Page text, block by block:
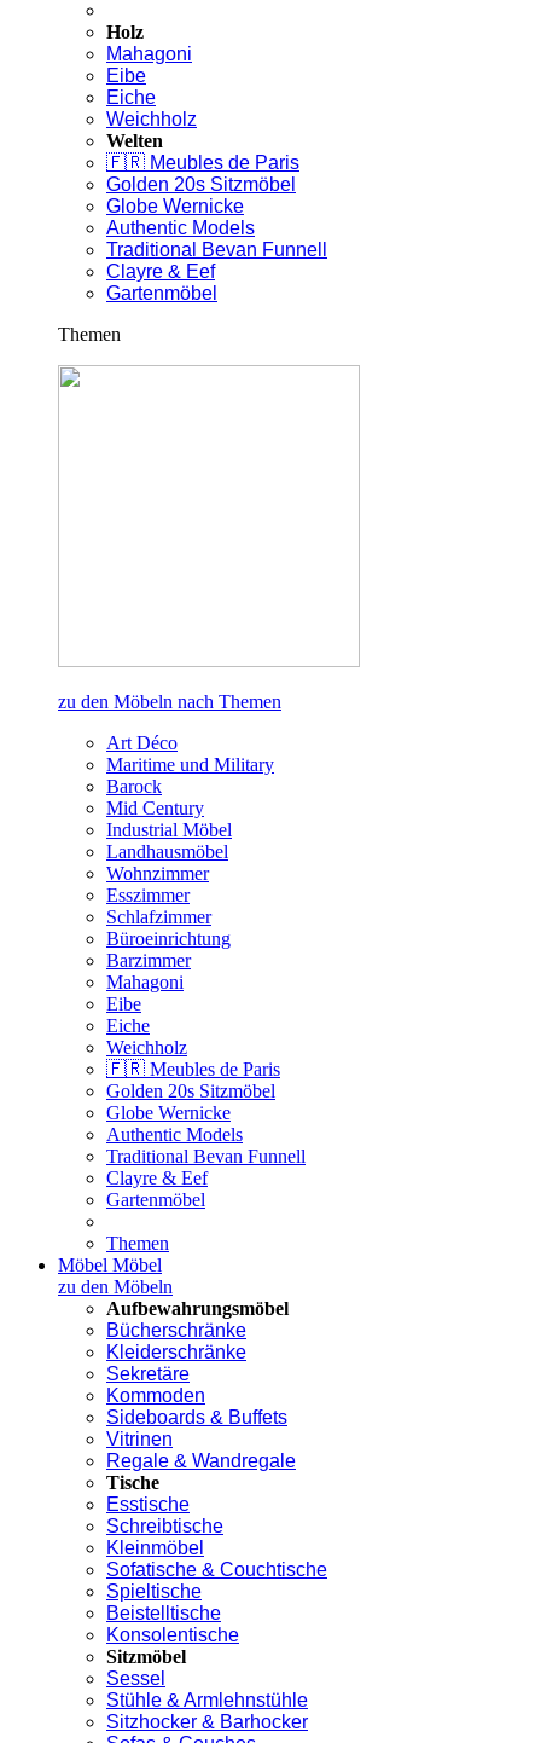
Holz
Mahagoni
Eibe
Eiche
Weichholz
Welten
🇫🇷 Meubles de Paris
Golden 20s Sitzmöbel
Globe Wernicke
Authentic Models
Traditional Bevan Funnell
Clayre & Eef
Gartenmöbel
Themen
zu den Möbeln nach Themen
Art Déco
Maritime und Military
Barock
Mid Century
Industrial Möbel
Landhausmöbel
Wohnzimmer
Esszimmer
Schlafzimmer
Büroeinrichtung
Barzimmer
Mahagoni
Eibe
Eiche
Weichholz
🇫🇷 Meubles de Paris
Golden 20s Sitzmöbel
Globe Wernicke
Authentic Models
Traditional Bevan Funnell
Clayre & Eef
Gartenmöbel
Themen
Möbel Möbel
zu den Möbeln
Aufbewahrungsmöbel
Bücherschränke
Kleiderschränke
Sekretäre
Kommoden
Sideboards & Buffets
Vitrinen
Regale & Wandregale
Tische
Esstische
Schreibtische
Kleinmöbel
Sofatische & Couchtische
Spieltische
Beistelltische
Konsolentische
Sitzmöbel
Sessel
Stühle & Armlehnstühle
Sitzhocker & Barhocker